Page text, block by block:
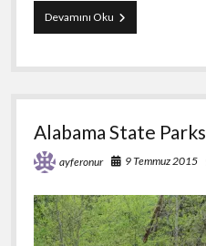
Devamını OkuHuntsville
Gezisi
Alabama State Parks
ayferonur 9 Temmuz 2015